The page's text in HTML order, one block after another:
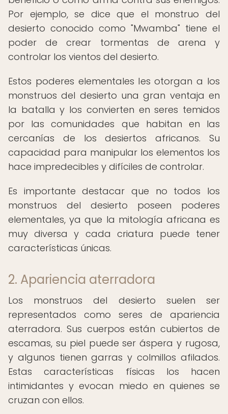
Por ejemplo, se dice que el monstruo del
desierto conocido como "Mwamba" tiene el
poder de crear tormentas de arena y
controlar los vientos del desierto.
Estos poderes elementales les otorgan a los
monstruos del desierto una gran ventaja en
la batalla y los convierten en seres temidos
por las comunidades que habitan en las
cercanías de los desiertos africanos. Su
capacidad para manipular los elementos los
hace impredecibles y difíciles de controlar.
Es importante destacar que no todos los
monstruos del desierto poseen poderes
elementales, ya que la mitología africana es
muy diversa y cada criatura puede tener
características únicas.
2. Apariencia aterradora
Los monstruos del desierto suelen ser
representados como seres de apariencia
aterradora. Sus cuerpos están cubiertos de
escamas, su piel puede ser áspera y rugosa,
y algunos tienen garras y colmillos afilados.
Estas características físicas los hacen
intimidantes y evocan miedo en quienes se
cruzan con ellos.